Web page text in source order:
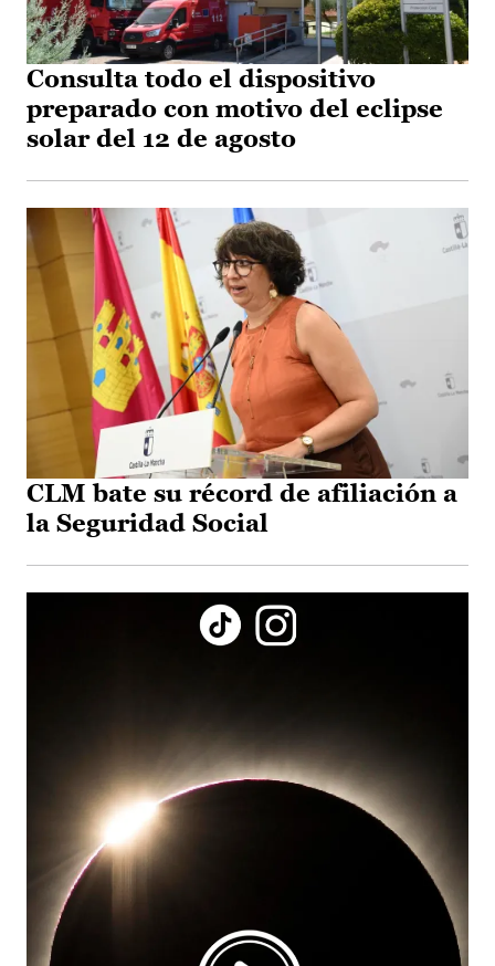
Consulta todo el dispositivo
preparado con motivo del eclipse
solar del 12 de agosto
CLM bate su récord de afiliación a
la Seguridad Social